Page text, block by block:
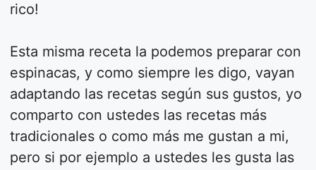
rico!
Esta misma receta la podemos preparar con
espinacas, y como siempre les digo, vayan
adaptando las recetas según sus gustos, yo
comparto con ustedes las recetas más
tradicionales o como más me gustan a mi,
pero si por ejemplo a ustedes les gusta las